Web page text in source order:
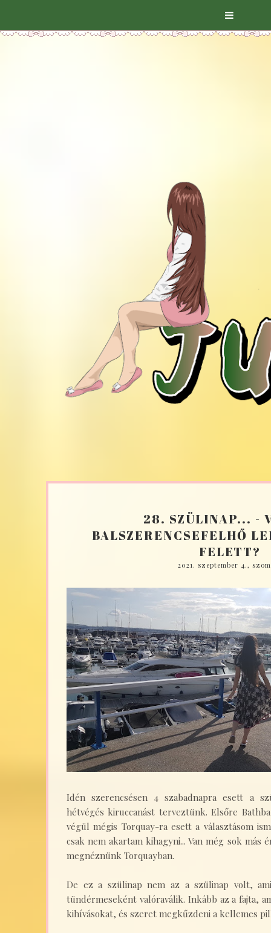
28. SZÜLINAP... -
BALSZERENCSEFELHŐ
FELETT?
2021. szeptember 4.,
Idén szerencsésen 4 szabadnapra esett a
hétvégés kiruccanást terveztünk. Elsőre
végül mégis Torquay-ra esett a választásom
csak nem akartam kihagyni... Van még sok más
megnéznünk Torquayban.
De ez a szülinap nem az a szülinap volt,
tündérmeseként valóraválik. Inkább az a fajta,
kihívásokat, és szeret megkűzdeni a kellemes